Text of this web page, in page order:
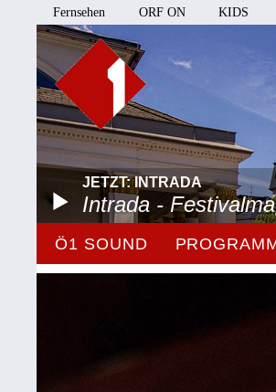
Fernsehen ORF ON KIDS
JETZT: INTRADA
Intrada -
Ö1 SOUND